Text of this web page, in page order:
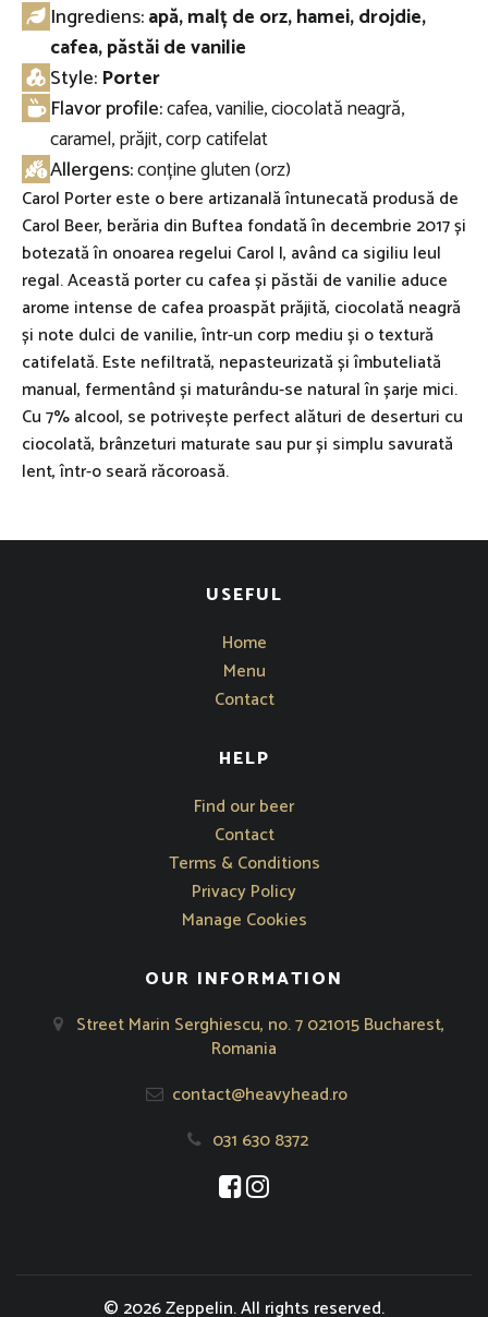
Ingrediens:apă, malț de orz, hamei, drojdie,
cafea, păstăi de vanilie
Style: Porter
Flavor profile:cafea, vanilie, ciocolată neagră,
caramel, prăjit, corp catifelat
Allergens:conține gluten (orz)
Carol Porter este o bere artizanală întunecată produsă de
Carol Beer, berăria din Buftea fondată în decembrie 2017 și
botezată în onoarea regelui Carol I, având ca sigiliu leul
regal. Această porter cu cafea și păstăi de vanilie aduce
arome intense de cafea proaspăt prăjită, ciocolată neagră
și note dulci de vanilie, într-un corp mediu și o textură
catifelată. Este nefiltrată, nepasteurizată și îmbuteliată
manual, fermentând și maturându-se natural în șarje mici.
Cu 7% alcool, se potrivește perfect alături de deserturi cu
ciocolată, brânzeturi maturate sau pur și simplu savurată
lent, într-o seară răcoroasă.
USEFUL
Home
Menu
Contact
HELP
Opens in new window
Find our beer
Contact
Terms & Conditions
Privacy Policy
Manage Cookies
OUR INFORMATION
Street Marin Serghiescu, no. 7 021015 Bucharest,
Romania
contact@heavyhead.ro
031 630 8372
Opens in new window
Opens in new window
© 2026 Zeppelin. All rights reserved.